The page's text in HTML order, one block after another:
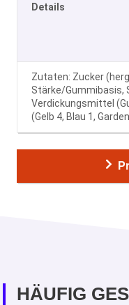
Details
Zutaten: Zucker
Stärke/Gummibasis,
Verdickungsmittel
(Gelb 4, Blau 1,
HÄUFIG